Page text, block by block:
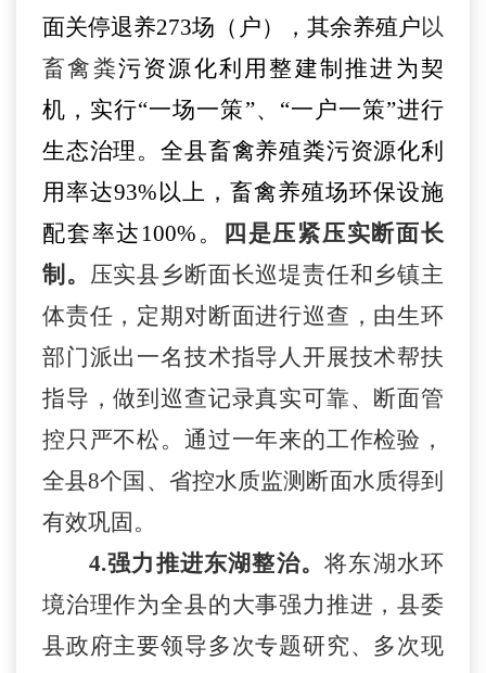
面关停退养273场（户）， 其余养殖户以
畜禽粪污资源化利用整建制推进为契
机， 实行“一场一策”、“一户一策”进行
生态治理 。全县畜禽养殖粪污资源化利
用率达93%以上，畜禽养殖场环保设施
配套率达100%。
四 是压紧压实断面长
制。 压实县乡断面长巡堤责任和乡镇主
体责任，定期对断面进行巡查，由生环
部门派出一名技术指导人开展技术帮扶
指导，做到巡查记录真实可靠、断面管
控只严不松。通过一年来的工作检验，
全县8个国、省控水质监测断面水质得到
有效巩固。
4.强力推进东湖整治。将东湖水环
境治理作为全县的大事强力推进 ，县委
县政府主要领导多次专题研究、多次现